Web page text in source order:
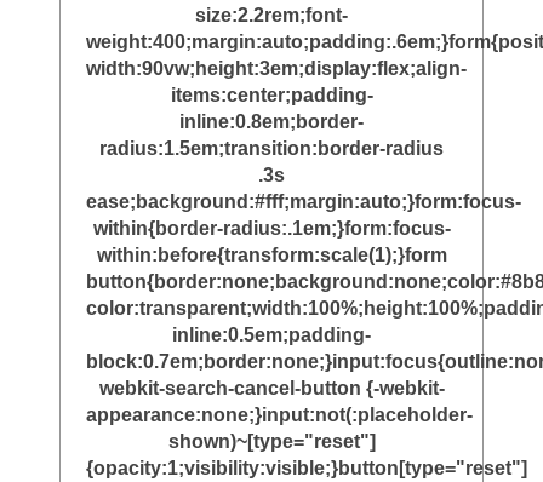
size:2.2rem;font-
width:90vw;height:3em;display:flex;align-
items:center;padding-
inline:0.8em;border-
radius:1.5em;transition:border-radius
.3s
ease;background:#fff;margin:auto;}form:focus-
within{border-radius:.1em;}form:focus-
within:before{transform:scale(1);}form
inline:0.5em;padding-
webkit-search-cancel-button {-webkit-
appearance:none;}input:not(:placeholder-
shown)~[type="reset"]
{opacity:1;visibility:visible;}button[type="reset"]